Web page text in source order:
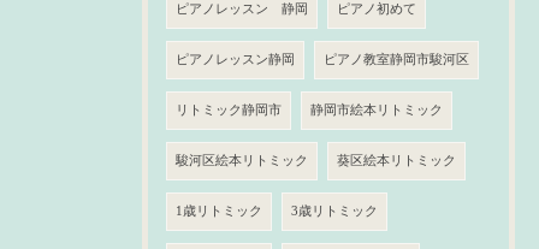
ピアノレッスン 静岡 ピアノ初めて
ピアノレッスン静岡 ピアノ教室静岡市駿河区
リトミック静岡市 静岡市絵本リトミック
駿河区絵本リトミック 葵区絵本リトミック
1歳リトミック 3歳リトミック